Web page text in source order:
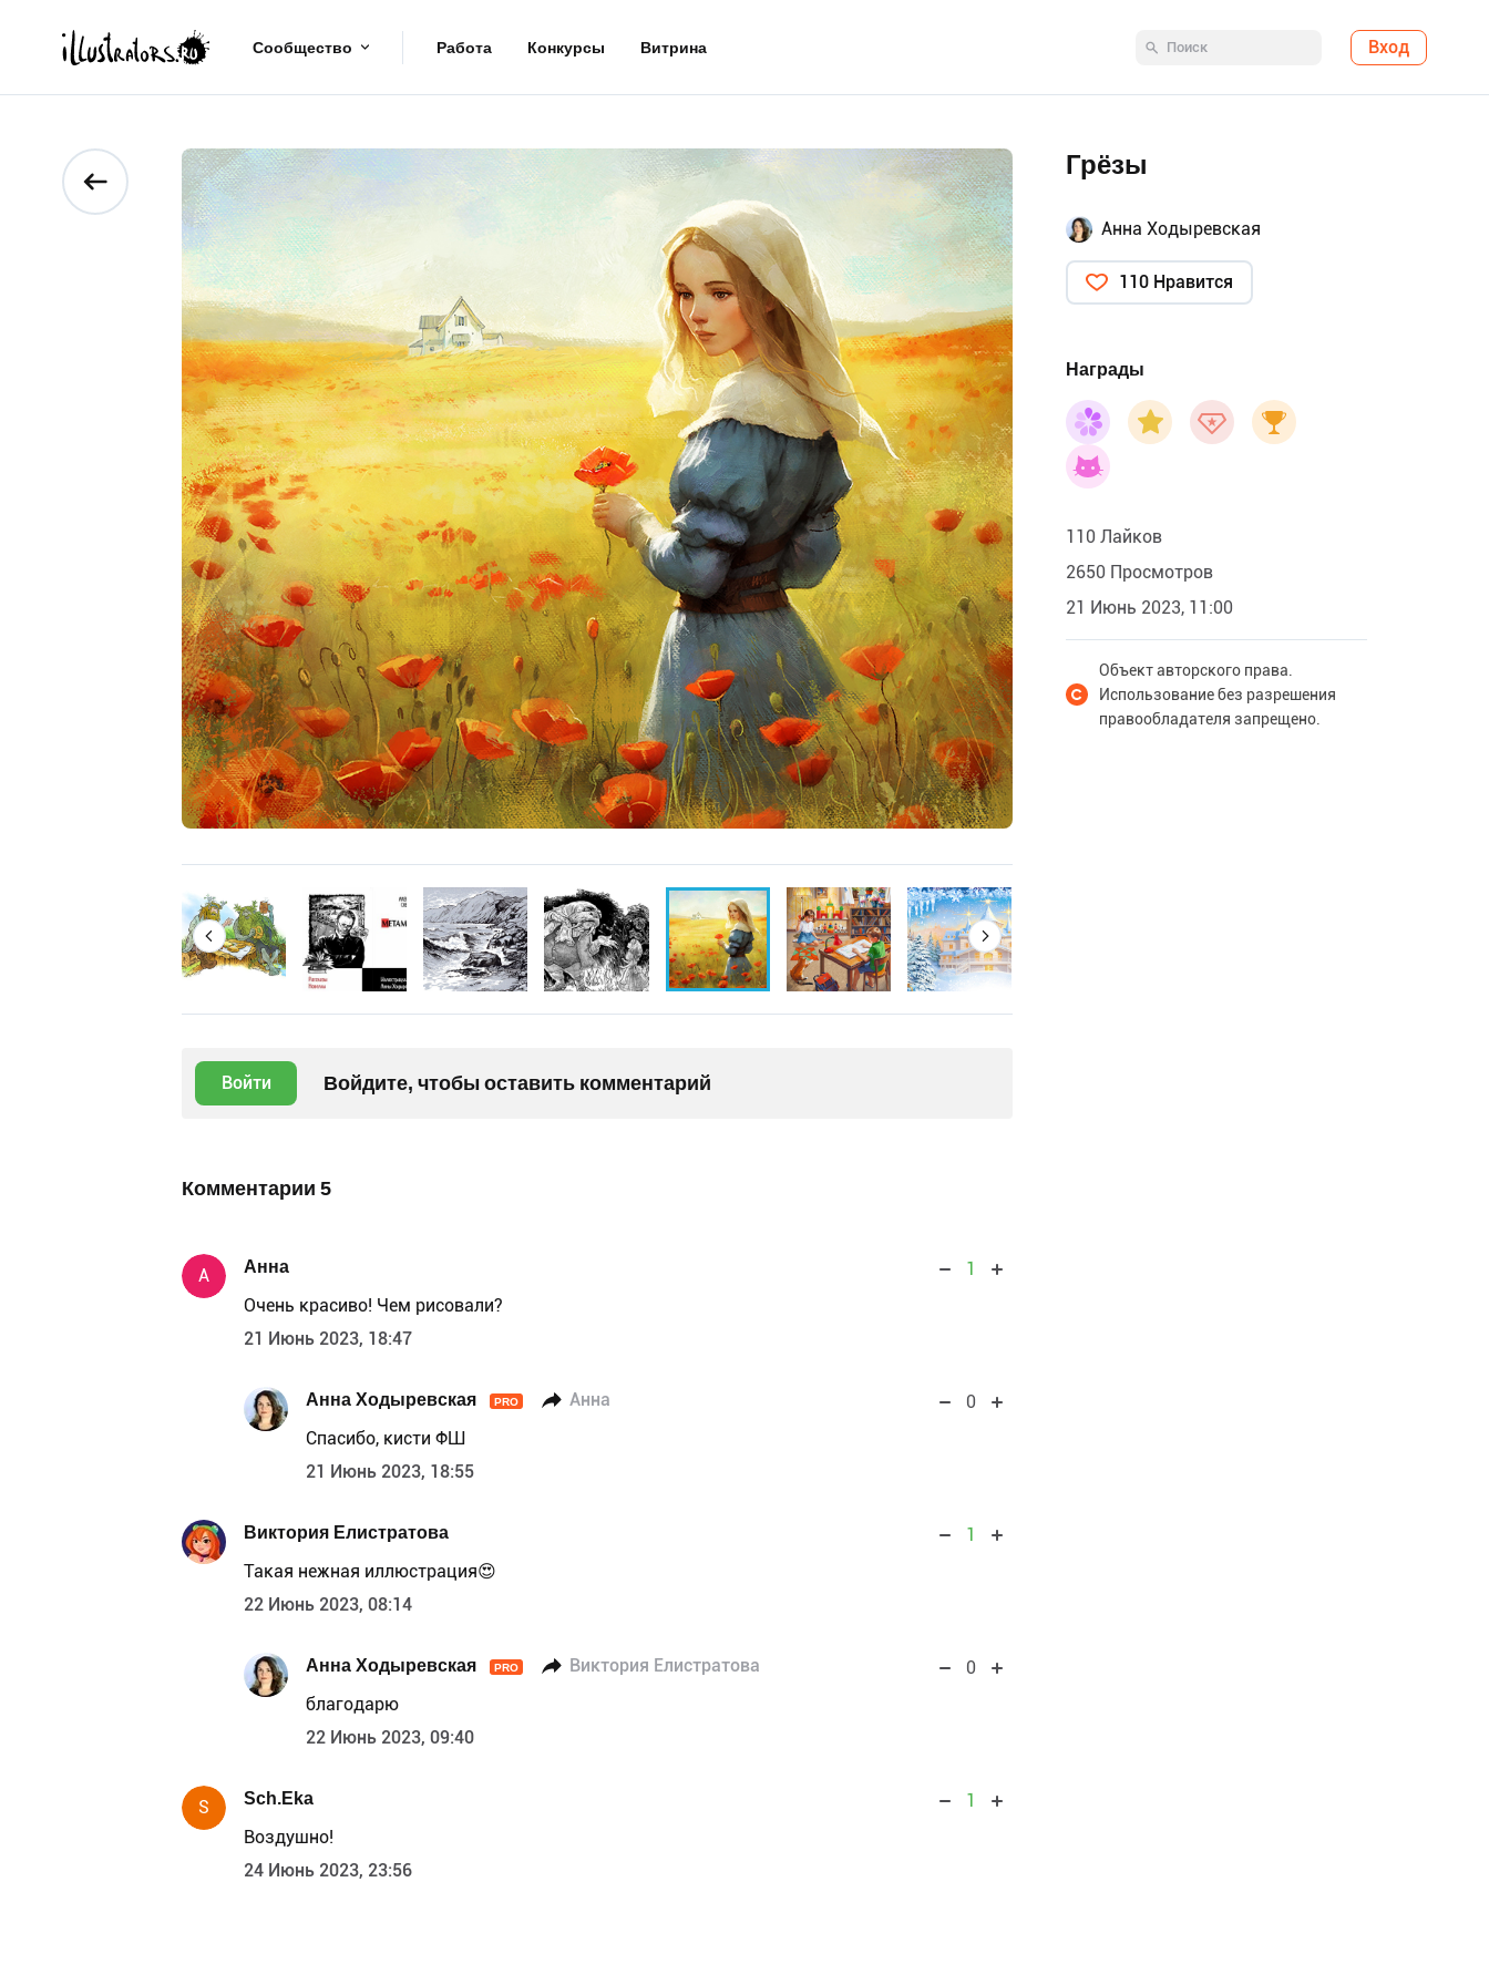
Сообщество Работа Конкурсы Витрина Вход
Войти Войдите, чтобы оставить комментарий
Комментарии 5
А Анна
1
Очень красиво! Чем рисовали?
21 Июнь 2023, 18:47
Анна Ходыревская PRO Анна
0
Спасибо, кисти ФШ
21 Июнь 2023, 18:55
Виктория Елистратова
1
Такая нежная иллюстрация😍
22 Июнь 2023, 08:14
Анна Ходыревская PRO Виктория Елистратова
0
благодарю
22 Июнь 2023, 09:40
S Sch.Eka
1
Воздушно!
24 Июнь 2023, 23:56
Грёзы
Анна Ходыревская
110 Нравится
Награды
110 Лайков
2650 Просмотров
21 Июнь 2023, 11:00
Объект авторского права.
Использование без разрешения
правообладателя запрещено.